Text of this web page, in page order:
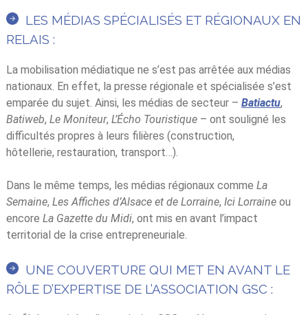
LES MÉDIAS SPÉCIALISÉS ET RÉGIONAUX EN
RELAIS :
La mobilisation médiatique ne s’est pas arrêtée aux médias
nationaux. En effet, la presse régionale et spécialisée s’est
emparée du sujet. Ainsi, les médias de secteur – Batiactu,
Batiweb, Le Moniteur, L’Écho Touristique– ont souligné les
difficultés propres à leurs filières (construction,
hôtellerie, restauration, transport…).
Dans le même temps, les médias régionaux comme La
Semaine, Les Affiches d’Alsace et de Lorraine, Ici Lorraineou
encore La Gazette du Midi, ont mis en avant l’impact
territorial de la crise entrepreneuriale.
UNE COUVERTURE QUI MET EN AVANT LE
RÔLE D’EXPERTISE DE L’ASSOCIATION GSC :